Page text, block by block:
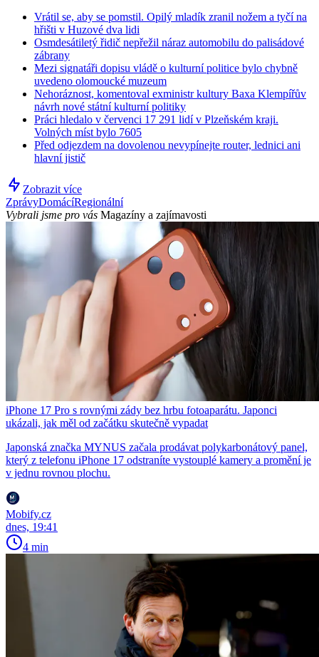
Vrátil se, aby se pomstil. Opilý mladík zranil nožem a tyčí na
hřišti v Huzové dva lidi
Osmdesátiletý řidič nepřežil náraz automobilu do palisádové
zábrany
Mezi signatáři dopisu vládě o kulturní politice bylo chybně
uvedeno olomoucké muzeum
Nehoráznost, komentoval exministr kultury Baxa Klempířův
návrh nové státní kulturní politiky
Práci hledalo v červenci 17 291 lidí v Plzeňském kraji.
Volných míst bylo 7605
Před odjezdem na dovolenou nevypínejte router, lednici ani
hlavní jistič
Zobrazit více
ZprávyDomácíRegionální
Vybrali jsme pro vás Magazíny a zajímavosti
iPhone 17 Pro s rovnými zády bez hrbu fotoaparátu. Japonci
ukázali, jak měl od začátku skutečně vypadat
Japonská značka MYNUS začala prodávat polykarbonátový panel,
který z telefonu iPhone 17 odstraníte vystouplé kamery a promění je
v jednu rovnou plochu.
Mobify.cz
dnes, 19:41
4 min